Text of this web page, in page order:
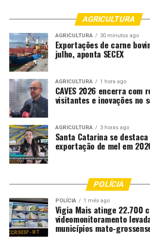
AGRICULTURA
AGRICULTURA 30 minutos ago
Exportações de carne
julho, aponta SECEX
AGRICULTURA 1 hora ago
CAVES 2026 encerra com
visitantes e inovações no
AGRICULTURA 3 horas ago
Santa Catarina se
exportação de mel em
POLÍCIA
POLÍCIA 1 mês ago
Vigia Mais atinge 22.700
videomonitoramento
municípios mato-